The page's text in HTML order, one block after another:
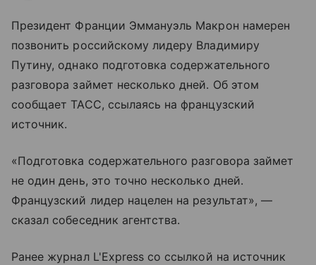
Президент Франции Эммануэль Макрон намерен
позвонить российскому лидеру Владимиру
Путину, однако подготовка содержательного
разговора займет несколько дней. Об этом
сообщает ТАСС, ссылаясь на французский
источник.
«Подготовка содержательного разговора займет
не один день, это точно несколько дней.
Французский лидер нацелен на результат», —
сказал собеседник агентства.
Ранее журнал L'Express со ссылкой на источник